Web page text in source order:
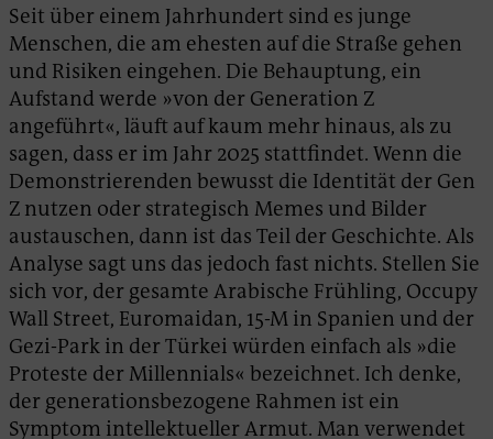
Seit über einem Jahrhundert sind es junge
Menschen, die am ehesten auf die Straße gehen
und Risiken eingehen. Die Behauptung, ein
Aufstand werde »von der Generation Z
angeführt«, läuft auf kaum mehr hinaus, als zu
sagen, dass er im Jahr 2025 stattfindet. Wenn die
Demonstrierenden bewusst die Identität der Gen
Z nutzen oder strategisch Memes und Bilder
austauschen, dann ist das Teil der Geschichte. Als
Analyse sagt uns das jedoch fast nichts. Stellen Sie
sich vor, der gesamte Arabische Frühling, Occupy
Wall Street, Euromaidan, 15-M in Spanien und der
Gezi-Park in der Türkei würden einfach als »die
Proteste der Millennials« bezeichnet. Ich denke,
der generationsbezogene Rahmen ist ein
Symptom intellektueller Armut. Man verwendet